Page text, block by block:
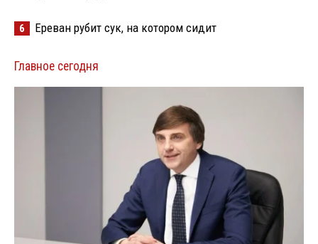
6 Ереван рубит сук, на котором сидит
Главное сегодня